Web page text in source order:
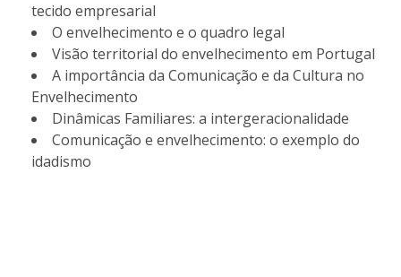
tecido empresarial
O envelhecimento e o quadro legal
Visão territorial do envelhecimento em Portugal
A importância da Comunicação e da Cultura no
Envelhecimento
Dinâmicas Familiares: a intergeracionalidade
Comunicação e envelhecimento: o exemplo do
idadismo